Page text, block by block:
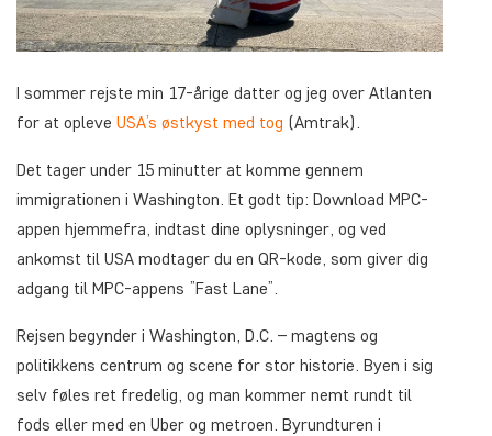
I sommer rejste min 17-årige datter og jeg over Atlanten
for at opleve USA’s østkyst med tog (Amtrak).
Det tager under 15 minutter at komme gennem
immigrationen i Washington. Et godt tip: Download MPC-
appen hjemmefra, indtast dine oplysninger, og ved
ankomst til USA modtager du en QR-kode, som giver dig
adgang til MPC-appens ”Fast Lane”.
Rejsen begynder i Washington, D.C. – magtens og
politikkens centrum og scene for stor historie. Byen i sig
selv føles ret fredelig, og man kommer nemt rundt til
fods eller med en Uber og metroen. Byrundturen i